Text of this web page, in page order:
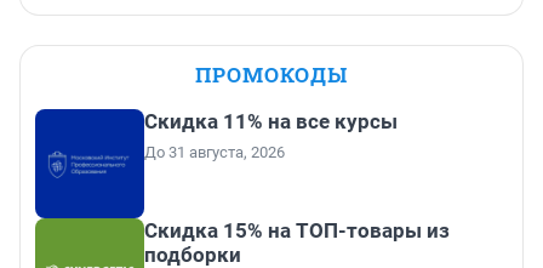
ПРОМОКОДЫ
Скидка 11% на все курсы
До 31 августа, 2026
Скидка 15% на ТОП-товары из
подборки